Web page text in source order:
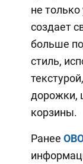
не
создает
больше
стиль,
дорожки,
корзины.
Ранее